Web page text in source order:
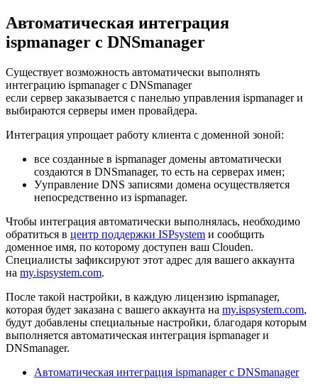
Автоматическая интеграция
ispmanager с DNSmanager
Существует возможность автоматически выполнять
интеграцию ispmanager с DNSmanager
если сервер заказывается с панелью управления ispmanager и
выбираются серверы имен провайдера.
Интеграция упрощает работу клиента с доменной зоной:
все созданные в ispmanager домены автоматически
создаются в DNSmanager, то есть на серверах имен;
Ууправление DNS записями домена осуществляется
непосредственно из ispmanager.
Чтобы интеграция автоматически выполнялась, необходимо
обратиться в центр поддержки ISPsystem и сообщить
доменное имя, по которому доступен ваш Clouden.
Специалисты зафиксируют этот адрес для вашего аккаунта
на my.ispsystem.com.
После такой настройки, в каждую лицензию ispmanager,
которая будет заказана с вашего аккаунта на my.ispsystem.com,
будут добавлены специальные настройки, благодаря которым
выполняется автоматическая интеграция ispmanager и
DNSmanager.
Автоматическая интеграция ispmanager с DNSmanager